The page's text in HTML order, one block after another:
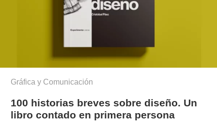
Gráfica y Comunicación
100 historias breves sobre diseño. Un
libro contado en primera persona